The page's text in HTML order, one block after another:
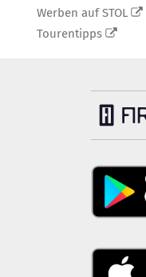
Werben auf STOL
Tourentipps